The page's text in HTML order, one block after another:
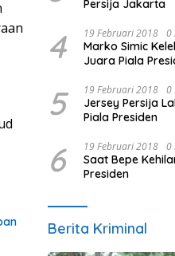
Persija Jakarta
4 19 Februari 2018 0
Marko Simic
Juara Piala
5 19 Februari 2018 0
Jersey Persija
Piala Presiden
6 19 Februari 2018 0
Saat Bepe
Presiden
Berita Kriminal